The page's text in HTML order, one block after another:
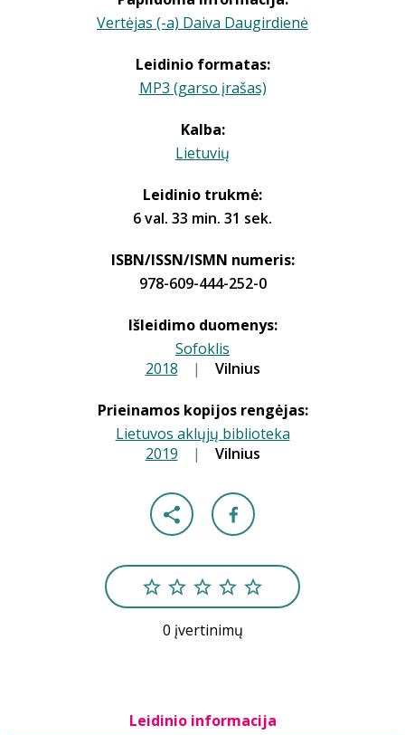
Vertėjas (-a) Daiva Daugirdienė
Leidinio formatas:
MP3 (garso įrašas)
Kalba:
Lietuvių
Leidinio trukmė:
6 val. 33 min. 31 sek.
ISBN/ISSN/ISMN numeris:
978-609-444-252-0
Išleidimo duomenys:
Sofoklis
2018 | Vilnius
Prieinamos kopijos rengėjas:
Lietuvos aklųjų biblioteka
2019 | Vilnius
0 įvertinimų
Leidinio informacija